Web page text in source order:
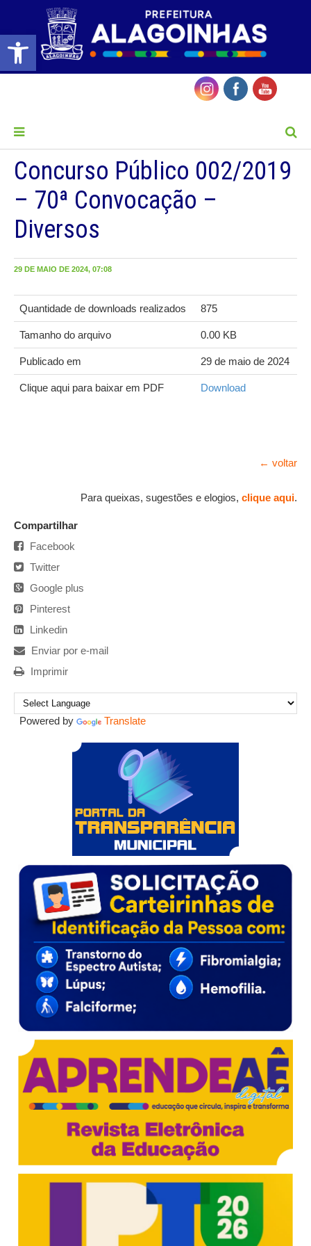
Barra de Ferramentas Aberta
Concurso Público 002/2019
– 70ª Convocação –
Diversos
29 DE MAIO DE 2024, 07:08
Quantidade de downloads realizados 875
Tamanho do arquivo 0.00 KB
Publicado em 29 de maio de 2024
Clique aqui para baixar em PDF Download
← voltar
Para queixas, sugestões e elogios, clique aqui.
Compartilhar
Facebook
Twitter
Google plus
Pinterest
Linkedin
Enviar por e-mail
Imprimir
Powered by Translate